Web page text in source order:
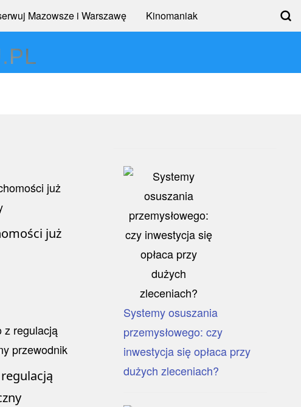
Mazowsze i Warszawę Kinomaniak
już
Systemy osuszania
przemysłowego: czy
inwestycja się opłaca przy
dużych zleceniach?